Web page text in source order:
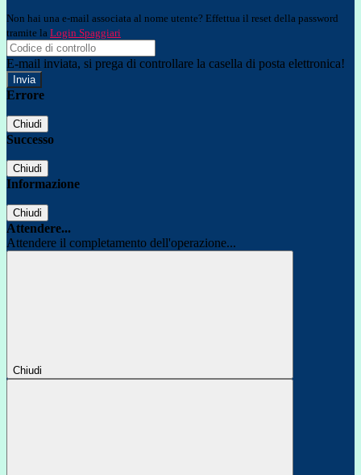
Non hai una e-mail associata al nome utente? Effettua il reset della password
tramite la Login Spaggiari
E-mail inviata, si prega di controllare la casella di posta elettronica!
Errore
Chiudi
Successo
Chiudi
Informazione
Chiudi
Attendere...
Attendere il completamento dell'operazione...
Chiudi